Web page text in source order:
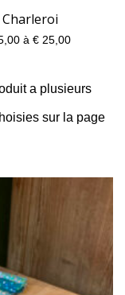
à € 25,00
a plusieurs
sur la page